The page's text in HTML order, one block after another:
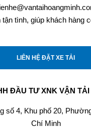
tình, giúp khách hàng
LIÊN HỆ ĐẶT XE TẢI
ĐẦU TƯ XNK VẬN
số 4, Khu phố 20,
Chí Minh